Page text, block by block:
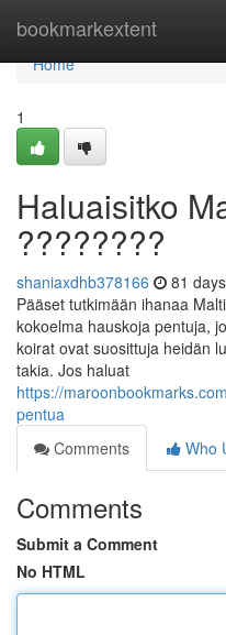
bookmarkextent
Home
Home
1
Haluaisitko
????????
shaniaxdhb378166 81
Pääset tutkimään ihanaa
kokoelma hauskoja pentuja,
koirat ovat suosittuja heidän
takia. Jos haluat
https://
pentua
Comments
Who
Comments
Submit a Comment
No HTML